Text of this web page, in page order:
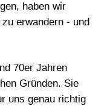
haben wir
erwandern - und
70er Jahren
Gründen. Sie
uns genau richtig